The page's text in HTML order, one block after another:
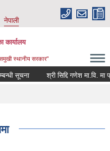
नेपाली
कार्यालय
स्थानीय सरकार"
श्री सिद्दि गणेश मा.वि. मा